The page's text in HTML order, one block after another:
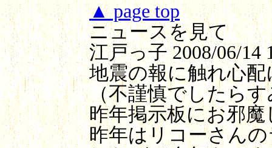
▲ page top
ニュースを見て
江戸っ子2008/06/14
地震の報に触れ心
（不謹慎でしたら
昨年掲示板にお邪
昨年はリコーさん